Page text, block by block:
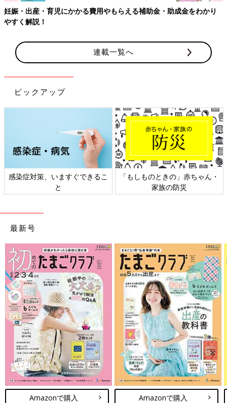
【ワクチン接種できるものも】妊婦の感染症対策、知っておいて！
連載一覧へ
ピックアップ
日本外来小児科学会リーフレッ
ト検討会
六星占術 細木かおりさんの人生
相談
最新号
Amazonで購入 Amazonで購入